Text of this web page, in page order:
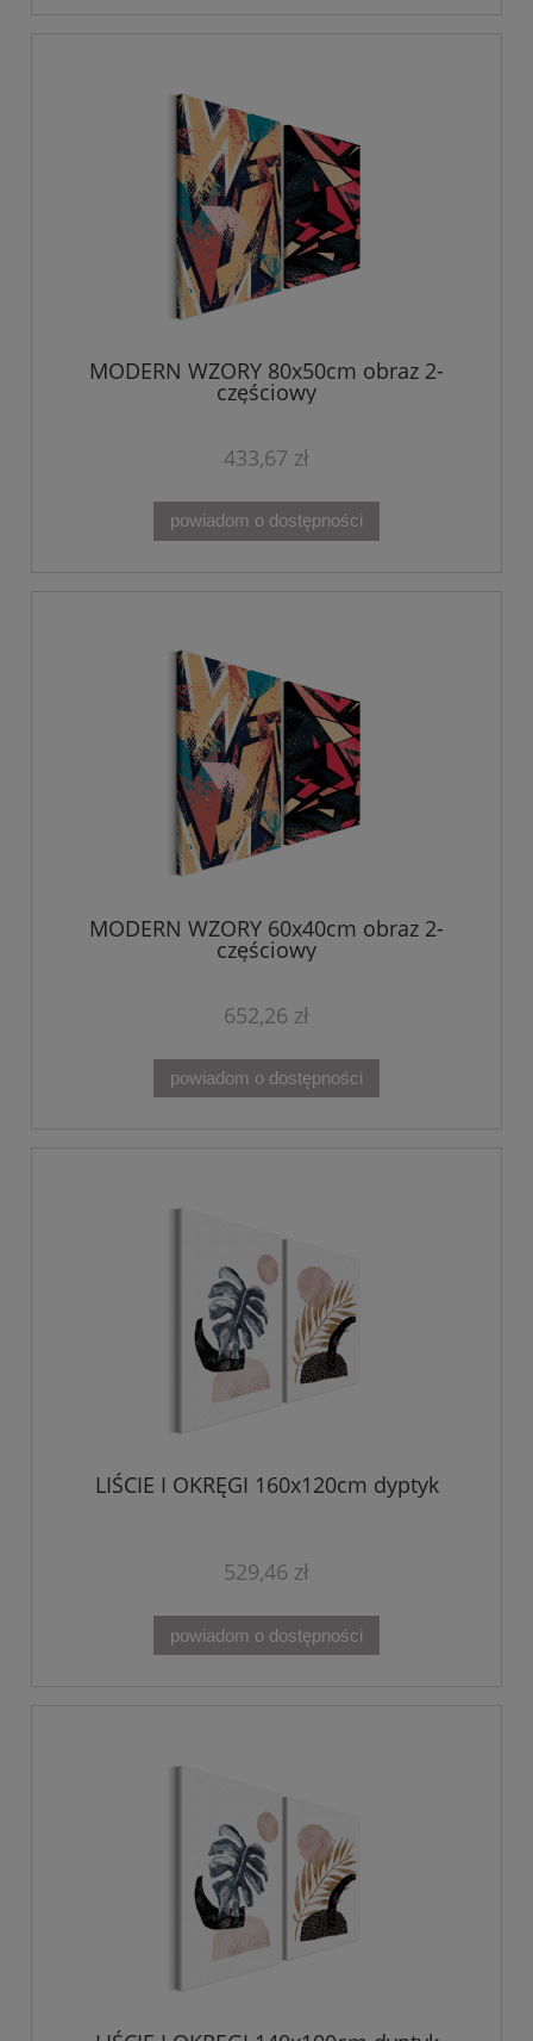
MODERN WZORY 80x50cm obraz 2-
częściowy
433,67 zł
powiadom o dostępności
MODERN WZORY 60x40cm obraz 2-
częściowy
652,26 zł
powiadom o dostępności
LIŚCIE I OKRĘGI 160x120cm dyptyk
529,46 zł
powiadom o dostępności